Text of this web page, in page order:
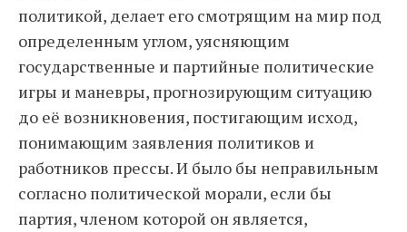
политикой, делает его смотрящим на мир под
определенным углом, уясняющим
государственные и партийные политические
игры и маневры, прогнозирующим ситуацию
до её возникновения, постигающим исход,
понимающим заявления политиков и
работников прессы. И было бы неправильным
согласно политической морали, если бы
партия, членом которой он является,